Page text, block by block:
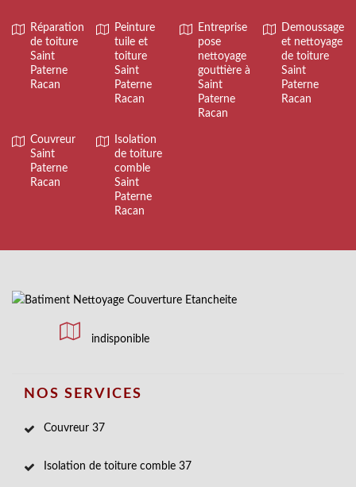
Réparation
de toiture
Saint
Paterne
Racan
Peinture
tuile et
toiture
Saint
Paterne
Racan
Entreprise
pose
nettoyage
gouttière à
Saint
Paterne
Racan
Demoussage
et nettoyage
de toiture
Saint
Paterne
Racan
Couvreur
Saint
Paterne
Racan
Isolation
de toiture
comble
Saint
Paterne
Racan
indisponible
NOS SERVICES
Couvreur 37
Isolation de toiture comble 37